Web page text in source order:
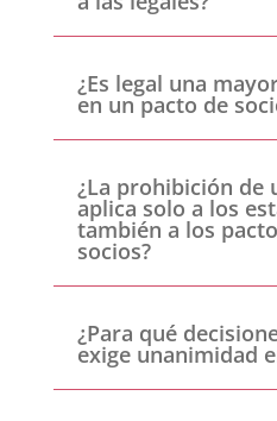
¿Es legal una
en un pacto de
¿La prohibición de
aplica solo a los
también a los
socios?
¿Para qué
exige unanimidad